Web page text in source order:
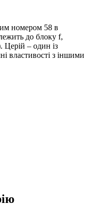
номером 58 в
до блоку f,
Церій – один із
властивості з іншими